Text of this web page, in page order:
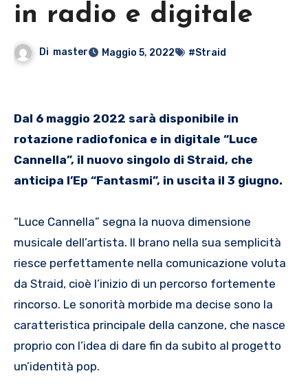
in radio e digitale
Di master Maggio 5, 2022 #Straid
Dal 6 maggio 2022 sarà disponibile in
rotazione radiofonica e in digitale “Luce
Cannella”, il nuovo singolo di Straid, che
anticipa l’Ep “Fantasmi”, in uscita il 3 giugno.
“Luce Cannella” segna la nuova dimensione
musicale dell’artista. Il brano nella sua semplicità
riesce perfettamente nella comunicazione voluta
da Straid, cioè l’inizio di un percorso fortemente
rincorso. Le sonorità morbide ma decise sono la
caratteristica principale della canzone, che nasce
proprio con l’idea di dare fin da subito al progetto
un’identità pop.